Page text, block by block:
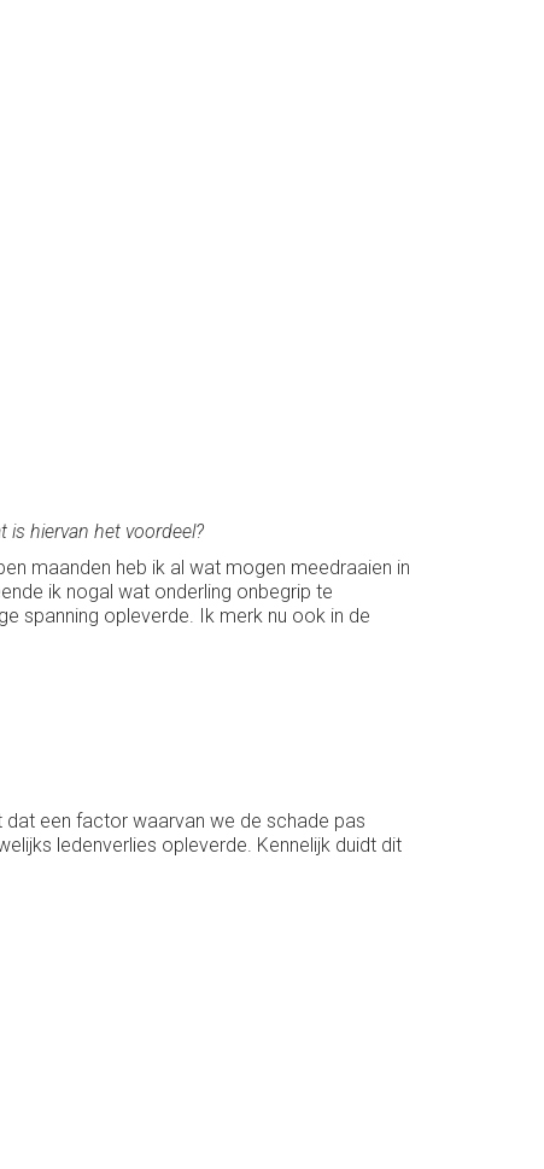
is hiervan het voordeel?
maanden heb ik al wat mogen meedraaien in
ik nogal wat onderling onbegrip te
spanning opleverde. Ik merk nu ook in de
een factor waarvan we de schade pas
ledenverlies opleverde. Kennelijk duidt dit